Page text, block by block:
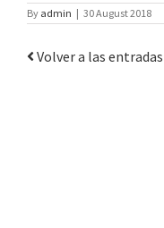
By admin | 30 August 2018
Volver a las entradas